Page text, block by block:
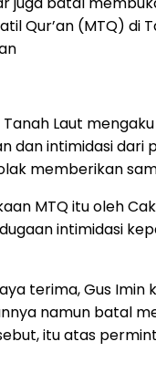
Qur’an (MTQ) di
Laut
dan intimidasi dari
memberikan
MTQ itu oleh
intimidasi
terima, Gus Imin
namun batal
itu atas